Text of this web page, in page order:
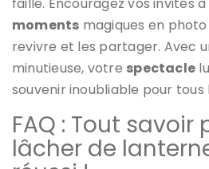
moments magiques en
revivre et les partager. Avec
minutieuse, votre spectacle
souvenir inoubliable pour
FAQ : Tout savoir
lâcher de